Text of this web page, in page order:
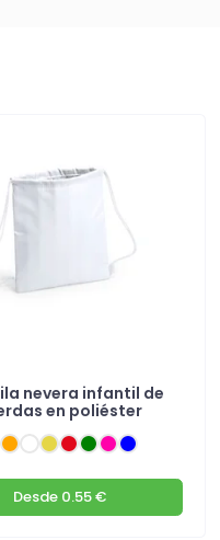
nevera infantil de
en poliéster
Desde0.55 €